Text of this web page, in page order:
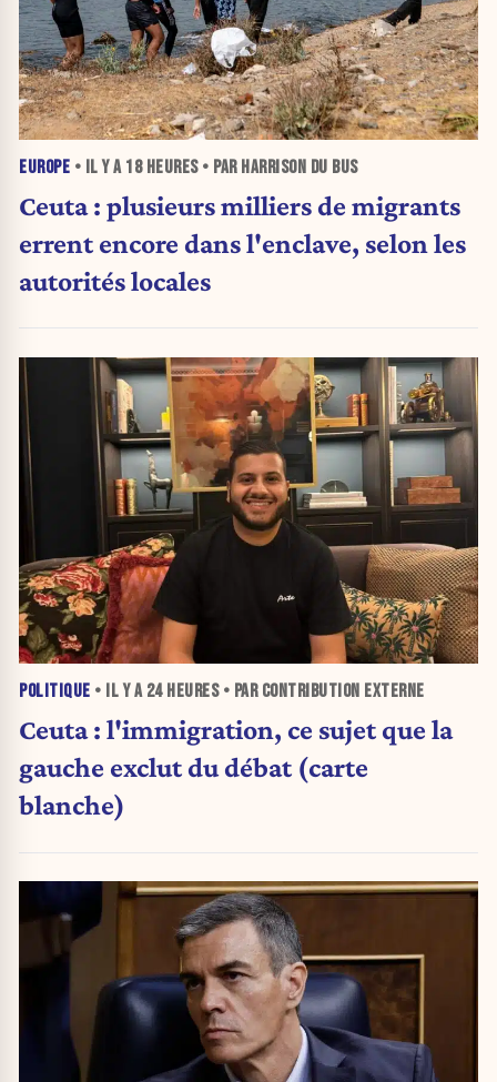
EUROPE • IL Y A 18 HEURES• PAR HARRISON DU BUS
Ceuta : plusieurs milliers de migrants
errent encore dans l'enclave, selon les
autorités locales
POLITIQUE • IL Y A 24 HEURES• PAR CONTRIBUTION EXTERNE
Ceuta : l'immigration, ce sujet que la
gauche exclut du débat (carte
blanche)